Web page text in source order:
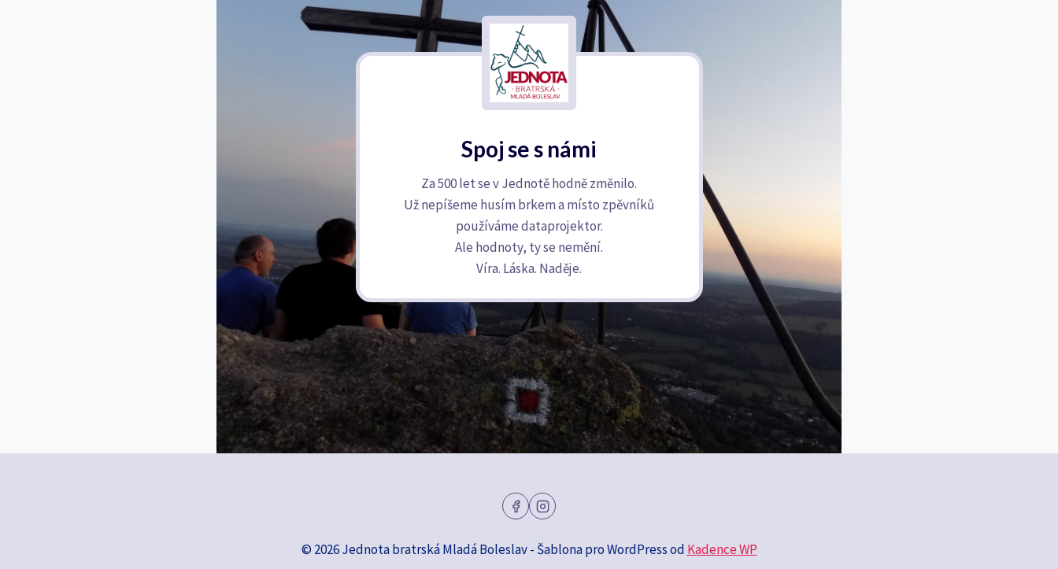
Spoj se s námi
Za 500 let se v Jednotě hodně změnilo.
Už nepíšeme husím brkem a místo zpěvníků
používáme dataprojektor.
Ale hodnoty, ty se nemění.
Víra. Láska. Naděje.
© 2026 Jednota bratrská Mladá Boleslav - Šablona pro WordPress od Kadence WP